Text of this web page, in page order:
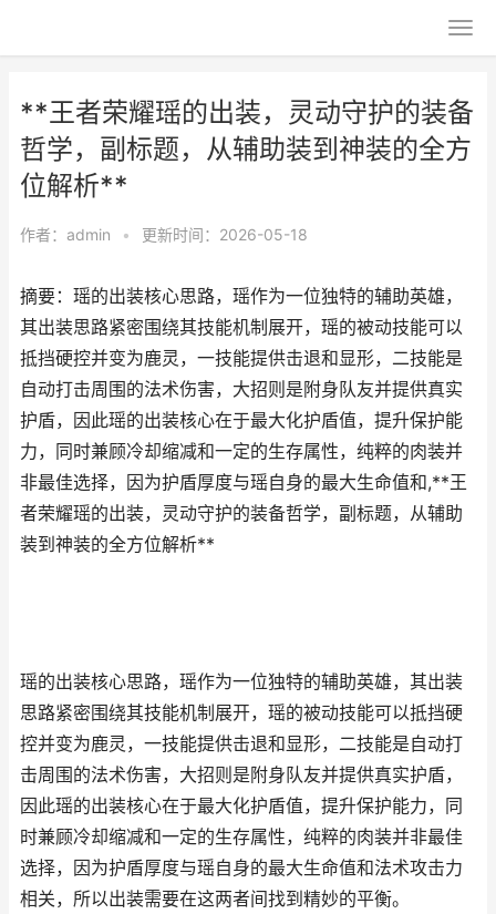
**王者荣耀瑶的出装，灵动守护的装备
哲学，副标题，从辅助装到神装的全方
位解析**
作者： admin • 更新时间：2026-05-18
摘要：瑶的出装核心思路，瑶作为一位独特的辅助英雄，
其出装思路紧密围绕其技能机制展开，瑶的被动技能可以
抵挡硬控并变为鹿灵，一技能提供击退和显形，二技能是
自动打击周围的法术伤害，大招则是附身队友并提供真实
护盾，因此瑶的出装核心在于最大化护盾值，提升保护能
力，同时兼顾冷却缩减和一定的生存属性，纯粹的肉装并
非最佳选择，因为护盾厚度与瑶自身的最大生命值和,**王
者荣耀瑶的出装，灵动守护的装备哲学，副标题，从辅助
装到神装的全方位解析**
瑶的出装核心思路，瑶作为一位独特的辅助英雄，其出装
思路紧密围绕其技能机制展开，瑶的被动技能可以抵挡硬
控并变为鹿灵，一技能提供击退和显形，二技能是自动打
击周围的法术伤害，大招则是附身队友并提供真实护盾，
因此瑶的出装核心在于最大化护盾值，提升保护能力，同
时兼顾冷却缩减和一定的生存属性，纯粹的肉装并非最佳
选择，因为护盾厚度与瑶自身的最大生命值和法术攻击力
相关，所以出装需要在这两者间找到精妙的平衡。